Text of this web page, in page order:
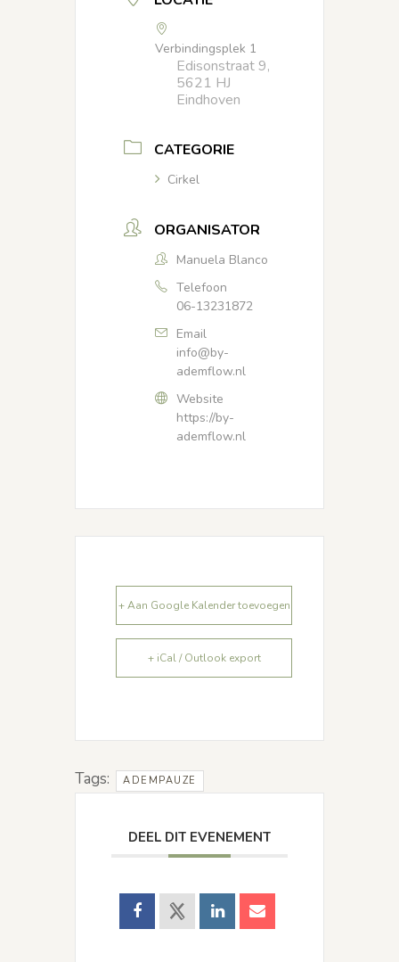
Verbindingsplek 1
Edisonstraat 9,
5621 HJ
Eindhoven
CATEGORIE
Cirkel
ORGANISATOR
Manuela Blanco
Telefoon
06-13231872
Email
info@by-
ademflow.nl
Website
https://by-
ademflow.nl
+ Aan Google Kalender toevoegen
+ iCal / Outlook export
Tags: ADEMPAUZE
DEEL DIT EVENEMENT